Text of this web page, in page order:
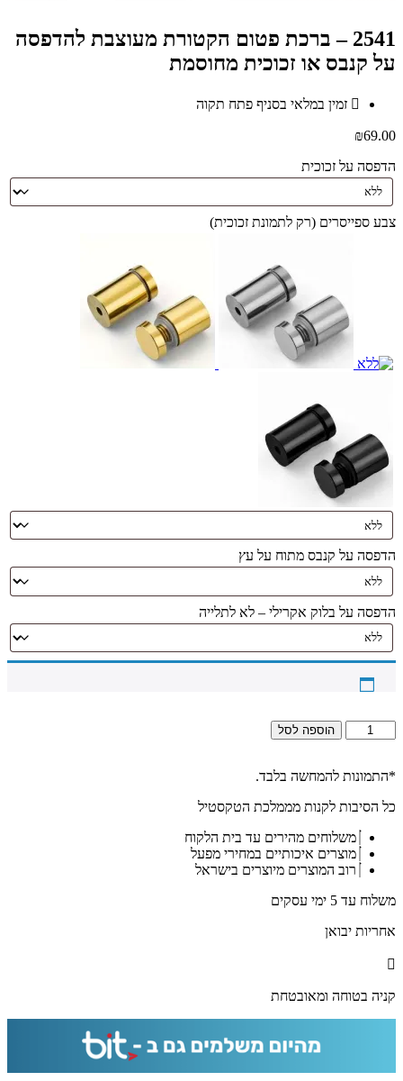
2541 – ברכת פטום הקטורת מעוצבת להדפסה
על קנבס או זכוכית מחוסמת
זמין במלאי בסניף פתח תקוה
₪69.00
הדפסה על זכוכית
צבע ספייסרים (רק לתמונת זכוכית)
הדפסה על קנבס מתוח על עץ
הדפסה על בלוק אקרילי – לא לתלייה
כמות
של
-
פטום
מעוצבת
להדפסה
או
מחוסמת
הוספה לסל
*התמונות להמחשה בלבד.
כל הסיבות לקנות מממלכת הטקסטיל
משלוחים מהירים עד בית הלקוח
מוצרים איכותיים במחירי מפעל
רוב המוצרים מיוצרים בישראל
משלוח עד 5 ימי עסקים
אחריות יבואן
קניה בטוחה ומאובטחת